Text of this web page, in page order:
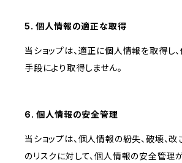
5. 個人情報の適正な取得
当ショップは、適正に個人情報を取得し
手段により取得しません。
6. 個人情報の安全管理
当ショップは、個人情報の紛失、破壊、
のリスクに対して、個人情報の安全管理